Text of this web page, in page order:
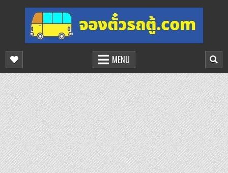
content
จองตั๋วรถตู้ออนไลน์
บริการจองตั๋วรถตู้ออนไลน์
MENU